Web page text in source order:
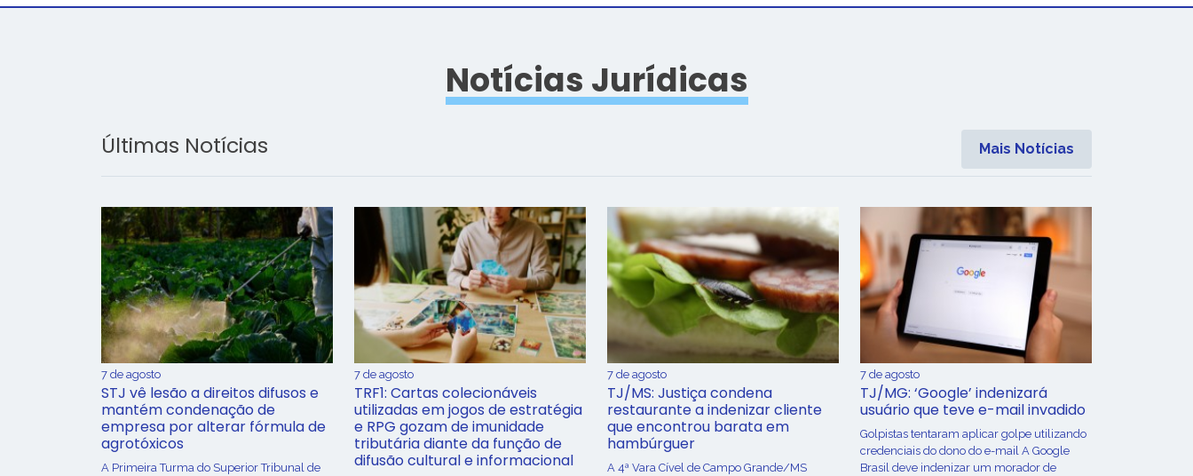
Notícias Jurídicas
Últimas Notícias Mais Notícias
7 de agosto
STJ vê lesão a direitos difusos e
mantém condenação de
empresa por alterar fórmula de
agrotóxicos
​A Primeira Turma do Superior Tribunal de
7 de agosto
TRF1: Cartas colecionáveis
utilizadas em jogos de estratégia
e RPG gozam de imunidade
tributária diante da função de
difusão cultural e informacional
7 de agosto
TJ/MS: Justiça condena
restaurante a indenizar cliente
que encontrou barata em
hambúrguer
A 4ª Vara Cível de Campo Grande/MS
7 de agosto
TJ/MG: ‘Google’ indenizará
usuário que teve e-mail invadido
Golpistas tentaram aplicar golpe utilizando
credenciais do dono do e-mail A Google
Brasil deve indenizar um morador de